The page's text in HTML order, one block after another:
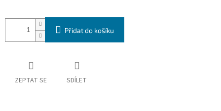
Přidat do košíku
ZEPTAT SE SDÍLET